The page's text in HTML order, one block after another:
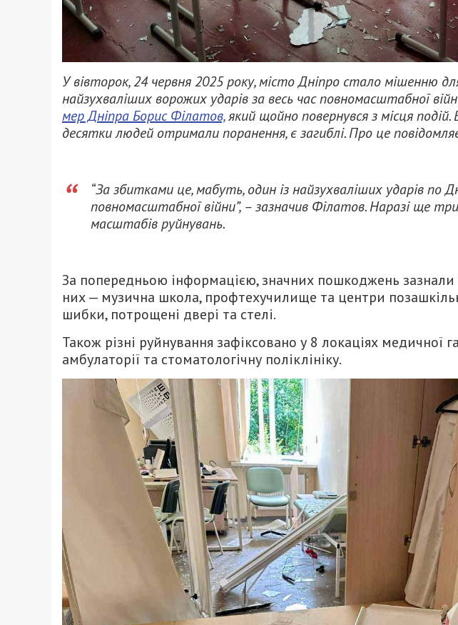
У вівторок, 24 червня 2025 року, місто Дніпро стало мішенню
найзухваліших ворожих ударів за весь час повномасштабної
мер Дніпра Борис Філатов,який щойно повернувся з місця подій.
десятки людей отримали поранення, є загиблі. Про це
“За збитками це, мабуть, один із найзухваліших ударів по
повномасштабної війни”, – зазначив Філатов. Наразі ще
масштабів руйнувань.
За попередньою інформацією, значних пошкоджень зазнали
них — музична школа, профтехучилище та центри
шибки, потрощені двері та стелі.
Також різні руйнування зафіксовано у 8 локаціях медичної
амбулаторії та стоматологічну поліклініку.